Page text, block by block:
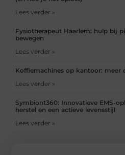
Lees verder »
Fysiotherapeut Haarlem: hulp bij
bewegen
Lees verder »
Koffiemachines op kantoor: meer
Lees verder »
Symbiont360: Innovatieve EMS-
herstel en een actieve levensstijl
Lees verder »